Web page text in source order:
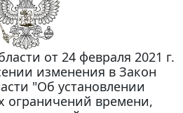
от 24 февраля 2021 г.
изменения в Закон
"Об установлении
ограничений времени,